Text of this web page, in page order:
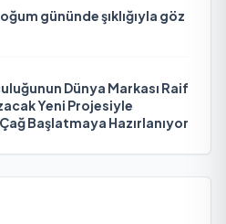
gününde şıklığıyla göz
Dünya Markası Raif
Yeni Projesiyle
Başlatmaya Hazırlanıyor